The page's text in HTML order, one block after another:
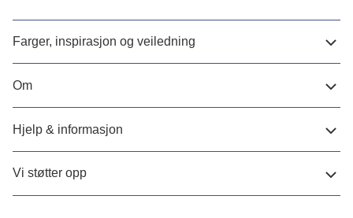
Farger, inspirasjon og veiledning
Om
Hjelp & informasjon
Vi støtter opp